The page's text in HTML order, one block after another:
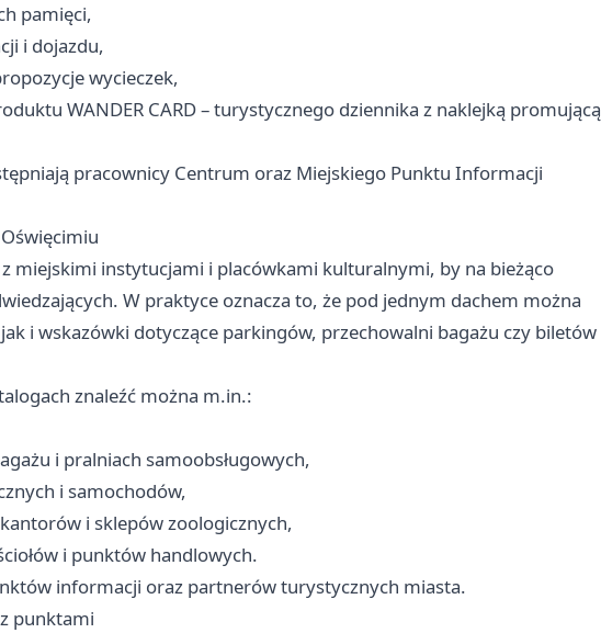
pamięci,
i dojazdu,
wycieczek,
WANDER CARD – turystycznego dziennika z naklejką promującą
pracownicy Centrum oraz Miejskiego Punktu Informacji
miejskimi instytucjami i placówkami kulturalnymi, by na bieżąco
W praktyce oznacza to, że pod jednym dachem można
i wskazówki dotyczące parkingów, przechowalni bagażu czy biletów
znaleźć można m.in.:
i pralniach samoobsługowych,
i samochodów,
i sklepów zoologicznych,
i punktów handlowych.
informacji oraz partnerów turystycznych miasta.
punktami